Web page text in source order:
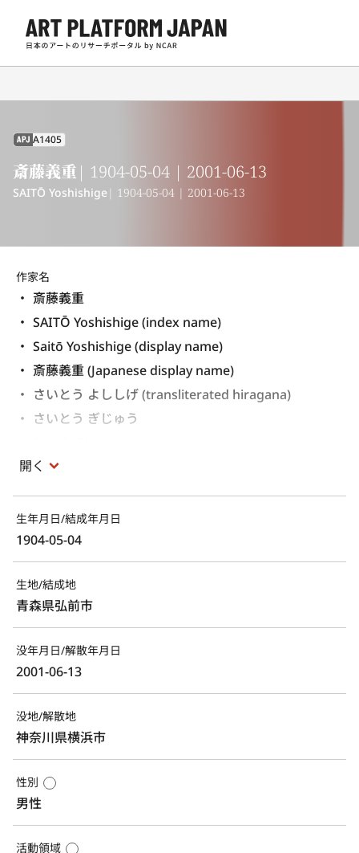
APJ A1405
斎藤義重 | 1904-05-04 | 2001-06-13
SAITŌ Yoshishige | 1904-05-04 | 2001-06-13
作家名
斎藤義重
SAITŌ Yoshishige (index name)
Saitō Yoshishige (display name)
斎藤義重 (Japanese display name)
さいとう よししげ (transliterated hiragana)
さいとう ぎじゅう
Saitō Gijū
開く
生年月日/結成年月日
1904-05-04
生地/結成地
青森県弘前市
没年月日/解散年月日
2001-06-13
没地/解散地
神奈川県横浜市
性別
男性
活動領域